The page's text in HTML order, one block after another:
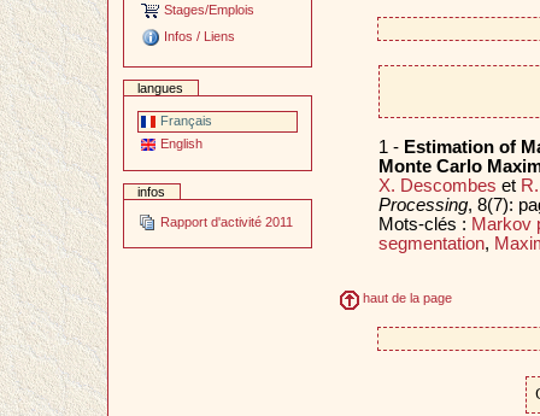
Stages/Emplois
Infos / Liens
langues
Français
English
infos
Rapport d'activité 2011
1 - Estimation of
Monte Carlo
X. Descombes et
Processing, 8(7):
Mots-clés : Markov
segmentation,
haut de la page